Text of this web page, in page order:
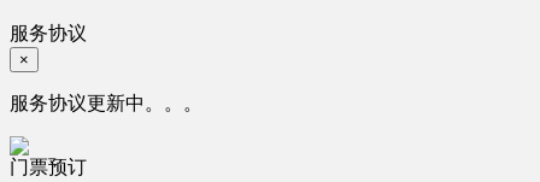
服务协议
×
服务协议更新中。。。
门票预订